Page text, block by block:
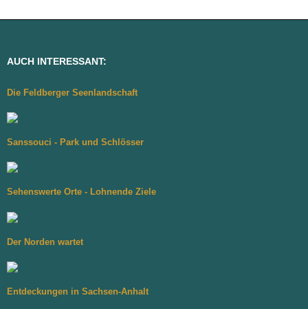
AUCH INTERESSANT:
Die Feldberger Seenlandschaft
Sanssouci - Park und Schlösser
Sehenswerte Orte - Lohnende Ziele
Der Norden wartet
Entdeckungen in Sachsen-Anhalt